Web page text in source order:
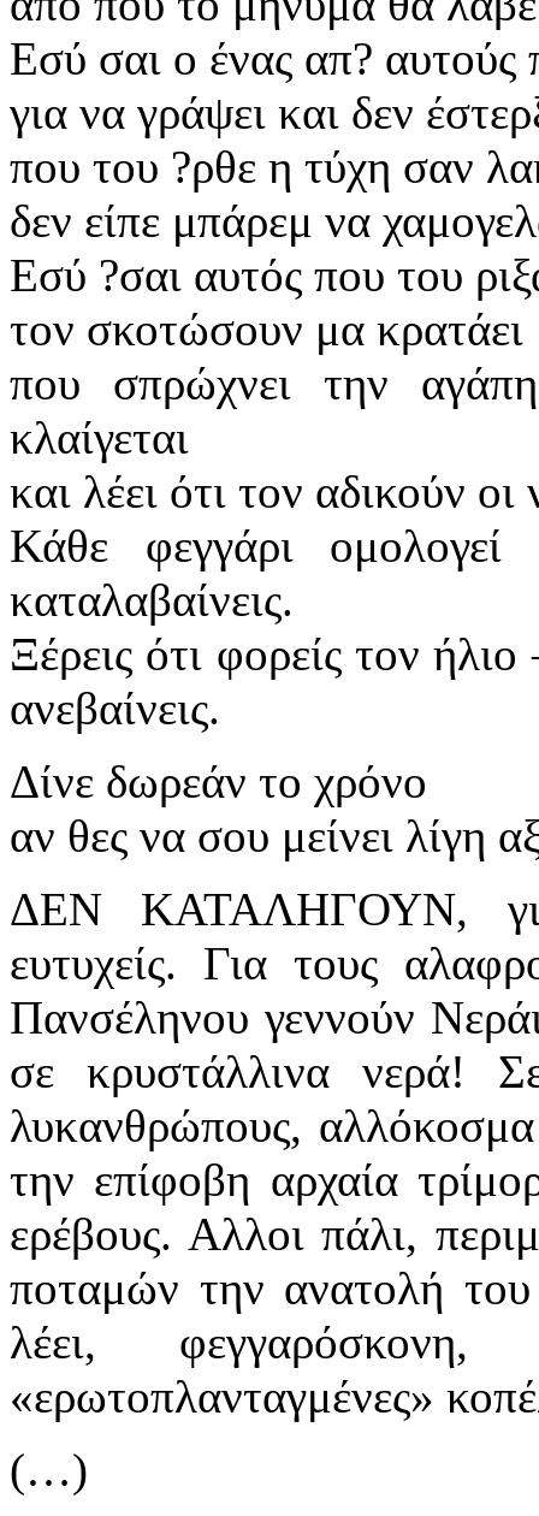
Εσύ σαι ο ένας απ?
για να γράψει και δεν
που του ?ρθε η τύχη σαν
δεν είπε μπάρεμ να
Εσύ ?σαι αυτός που του
τον σκοτώσουν μα κρατάει
που σπρώχνει την
κλαίγεται
και λέει ότι τον αδικούν οι
Κάθε φεγγάρι
καταλαβαίνεις.
Ξέρεις ότι φορείς τον
ανεβαίνεις.
Δίνε δωρεάν το χρόνο
αν θες να σου μείνει λίγη
ΔΕΝ ΚΑΤΑΛΗΓΟΥΝ, για
ευτυχείς. Για τους
Πανσέληνου γεννούν
σε κρυστάλλινα νερά!
λυκανθρώπους,
την επίφοβη αρχαία
ερέβους. Αλλοι πάλι,
ποταμών την ανατολή
λέει,
«ερωτοπλανταγμένες»
(…)